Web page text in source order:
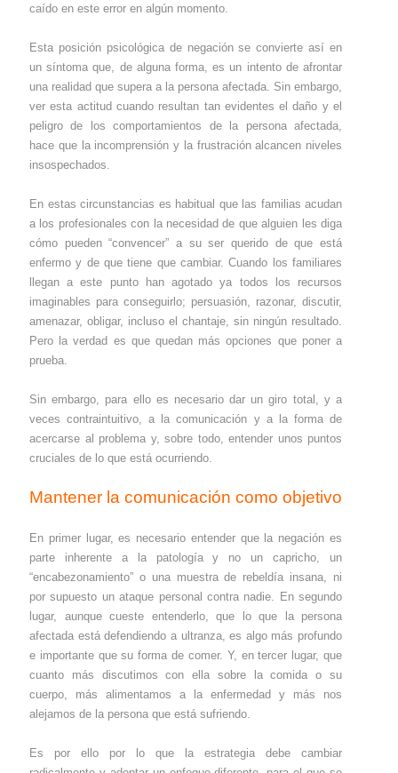
caído en este error en algún momento.
Esta posición psicológica de negación se convierte así en
un síntoma que, de alguna forma, es un intento de afrontar
una realidad que supera a la persona afectada. Sin embargo,
ver esta actitud cuando resultan tan evidentes el daño y el
peligro de los comportamientos de la persona afectada,
hace que la incomprensión y la frustración alcancen niveles
insospechados.
En estas circunstancias es habitual que las familias acudan
a los profesionales con la necesidad de que alguien les diga
cómo pueden “convencer” a su ser querido de que está
enfermo y de que tiene que cambiar. Cuando los familiares
llegan a este punto han agotado ya todos los recursos
imaginables para conseguirlo; persuasión, razonar, discutir,
amenazar, obligar, incluso el chantaje, sin ningún resultado.
Pero la verdad es que quedan más opciones que poner a
prueba.
Sin embargo, para ello es necesario dar un giro total, y a
veces contraintuitivo, a la comunicación y a la forma de
acercarse al problema y, sobre todo, entender unos puntos
cruciales de lo que está ocurriendo.
Mantener la comunicación como objetivo
En primer lugar, es necesario entender que la negación es
parte inherente a la patología y no un capricho, un
“encabezonamiento” o una muestra de rebeldía insana, ni
por supuesto un ataque personal contra nadie. En segundo
lugar, aunque cueste entenderlo, que lo que la persona
afectada está defendiendo a ultranza, es algo más profundo
e importante que su forma de comer. Y, en tercer lugar, que
cuanto más discutimos con ella sobre la comida o su
cuerpo, más alimentamos a la enfermedad y más nos
alejamos de la persona que está sufriendo.
Es por ello por lo que la estrategia debe cambiar